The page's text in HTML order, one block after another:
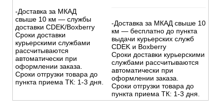
-Доставка за МКАД
свыше 10 км — службы
доставки CDEK/Boxberry
Сроки доставки
курьерскими службами
рассчитываются
автоматически при
оформлении заказа.
Сроки отгрузки товара до
пункта приема ТК: 1-3 дня.
-Доставка за МКАД свыше 10
км — бесплатно до пункта
выдачи курьерских служб
CDEK и Boxberry
Сроки доставки курьерскими
службами рассчитываются
автоматически при
оформлении заказа.
Сроки отгрузки товара до
пункта приема ТК: 1-3 дня.